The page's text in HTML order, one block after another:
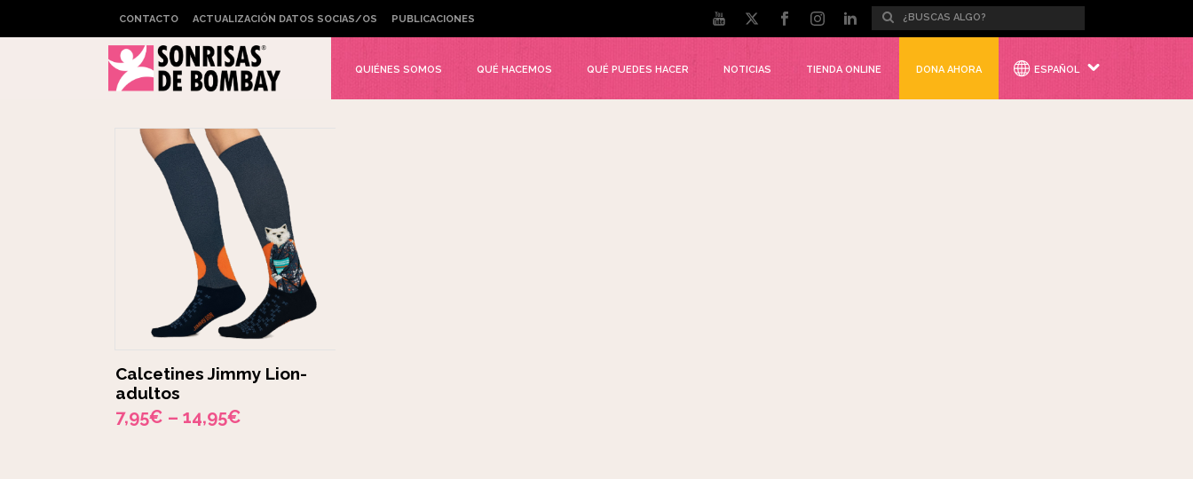
CONTACTO ACTUALIZACIÓN DATOS SOCIAS/OS PUBLICACIONES
QUIÉNES SOMOS QUÉ HACEMOS QUÉ PUEDES HACER NOTICIAS TIENDA ONLINE DONA AHORA ESPAÑOL
TIENDA ONLINE
Calcetines Jimmy Lion-
adultos
7,95€ – 14,95€